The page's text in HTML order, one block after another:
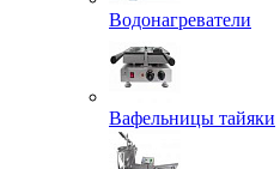
Водонагреватели
Вафельницы тайяки